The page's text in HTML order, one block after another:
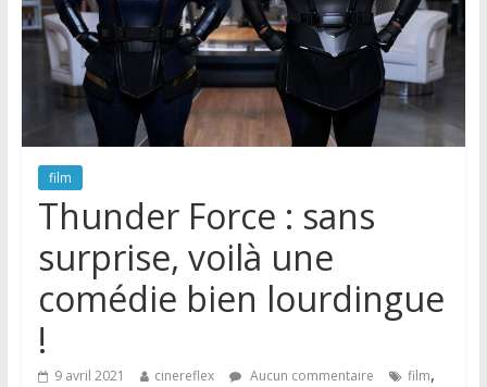
film
Thunder Force : sans
surprise, voilà une
comédie bien lourdingue
!
9 avril 2021 cinereflex Aucun commentaire film,